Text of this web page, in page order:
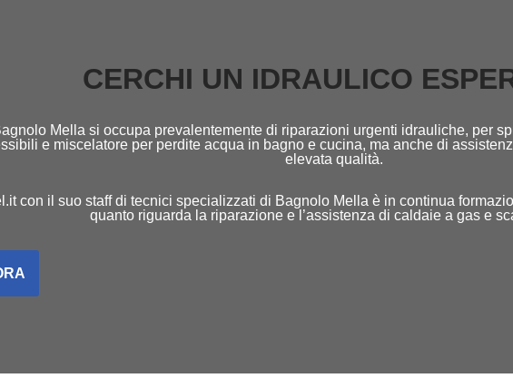
CERCHI UN IDRAULICO
Mella si occupa prevalentemente di riparazioni urgenti idrauliche, per
e miscelatore per perdite acqua in bagno e cucina, ma anche di
elevata qualità.
con il suo staff di tecnici specializzati di Bagnolo Mella è in continua
quanto riguarda la riparazione e l’assistenza di caldaie a gas e